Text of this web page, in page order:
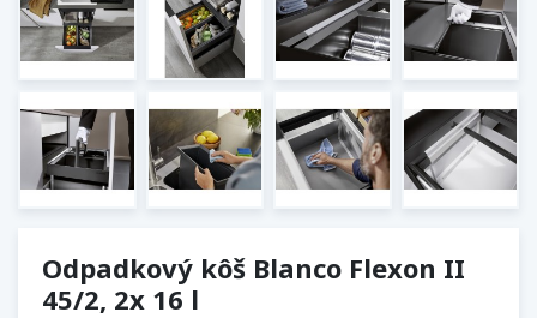
Odpadkový kôš Blanco Flexon II
45/2, 2x 16 l